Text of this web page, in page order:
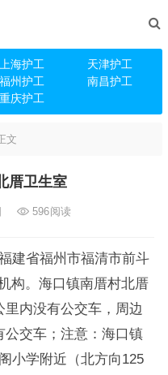
上海护工
天津护工
福州护工
南昌护工
重庆护工
文
厝卫生室
596阅读
建省福州市福清市前斗
构。海口镇南厝村北厝
内没有公交车，周边
公交车；注意：海口镇
小学附近（北方向125